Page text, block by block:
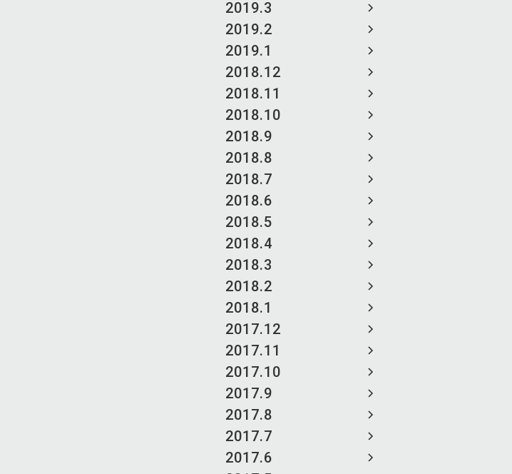
2019.3
2019.2
2019.1
2018.12
2018.11
2018.10
2018.9
2018.8
2018.7
2018.6
2018.5
2018.4
2018.3
2018.2
2018.1
2017.12
2017.11
2017.10
2017.9
2017.8
2017.7
2017.6